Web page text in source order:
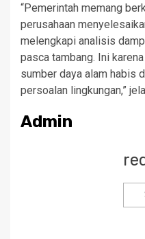
“Pemerintah memang
perusahaan
melengkapi analisis
pasca tambang. Ini
sumber daya alam habis
persoalan lingkungan,”
Admin